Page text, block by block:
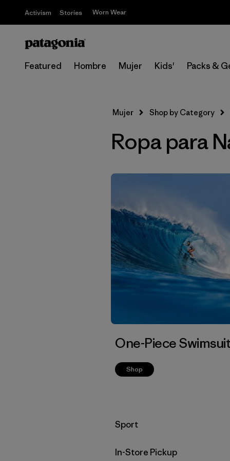
Activism Stories Worn Wear
Featured Hombre Mujer Kids' Packs &
Mujer Shop by Category
Ropa para
One-Piece
Shop
Filtrar por
Sport
In-Store Pickup